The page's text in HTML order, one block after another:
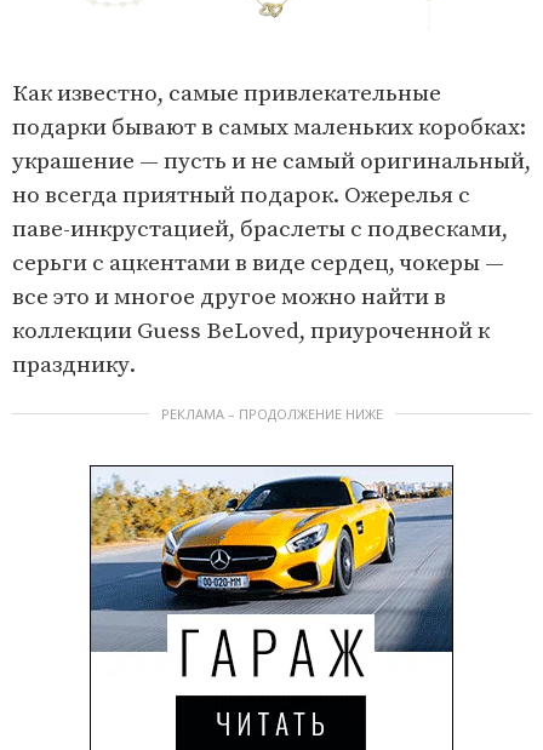
6 t
e
m
1
o
f
6
Как известно, самые привлекательные
подарки бывают в самых маленьких коробках:
украшение — пусть и не самый оригинальный,
но всегда приятный подарок. Ожерелья с
паве-инкрустацией, браслеты с подвесками,
серьги с ацкентами в виде сердец, чокеры —
все это и многое другое можно найти в
коллекции Guess BeLoved, приуроченной к
празднику.
РЕКЛАМА – ПРОДОЛЖЕНИЕ НИЖЕ